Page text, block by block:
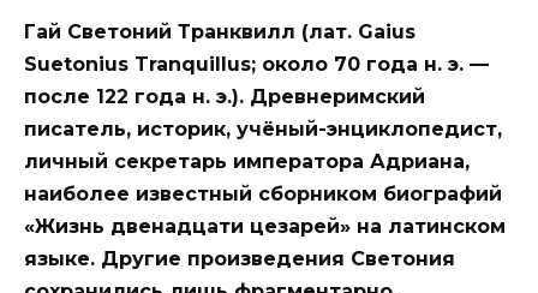
Гай Светоний Транквилл (лат. Gaius
Suetonius Tranquillus; около 70 года н. э. —
после 122 года н. э.). Древнеримский
писатель, историк, учёный-энциклопедист,
личный секретарь императора Адриана,
наиболее известный сборником биографий
«Жизнь двенадцати цезарей» на латинском
языке. Другие произведения Светония